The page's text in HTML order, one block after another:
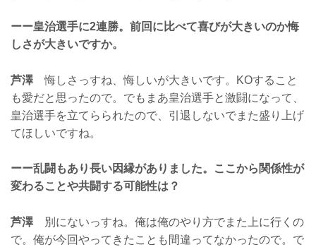
ーー皇治選手に2連勝。前回に比べて喜びが大きいのか悔
しさが大きいですか。
芦澤悔しさっすね、悔しいが大きいです。KOすること
も愛だと思ったので。でもまあ皇治選手と激闘になって、
皇治選手を立てらられたので、引退しないでまた盛り上げ
てほしいですね。
ーー乱闘もあり長い因縁がありました。ここから関係性が
変わることや共闘する可能性は？
芦澤別にないっすね。俺は俺のやり方でまた上に行くの
で。俺が今回やってきたことも間違ってなかったので。で